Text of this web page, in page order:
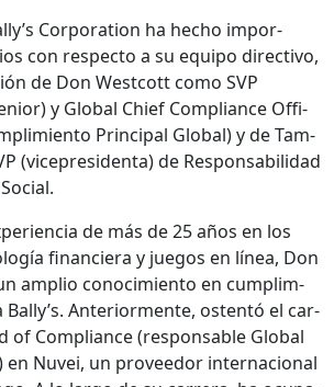
Cor­po­ra­tion ha hecho impor­
con respec­to a su equipo direc­ti­vo,
de Don West­cott como SVP
y Glob­al Chief Com­pli­ance Offi­
Prin­ci­pal Glob­al) y de Tam­
(vicepres­i­den­ta) de Respon­s­abil­i­dad
de más de 25 años en los
financiera y jue­gos en línea, Don
amplio conocimien­to en cumplim­
Ante­ri­or­mente, osten­tó el car­
of Com­pli­ance (respon­s­able Glob­al
en Nuvei, un provee­dor inter­na­cional